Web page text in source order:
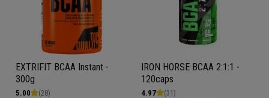
EXTRIFIT BCAA Instant -
300g
5.00 (28)
IRON HORSE BCAA 2:1:1 -
120caps
4.97 (31)